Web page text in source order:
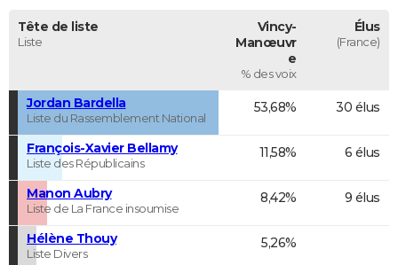
Tête de liste
Liste
Vincy-
Manœuvr
e
% des voix
Élus
(France)
Jordan Bardella
Liste du Rassemblement National
53,68% 30 élus
François-Xavier Bellamy
Liste des Républicains
11,58% 6 élus
Manon Aubry
Liste de La France insoumise
8,42% 9 élus
Hélène Thouy
Liste Divers
5,26%